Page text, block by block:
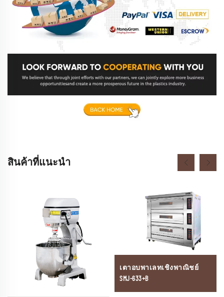
สินค้าที่แนะนำ
เตาอบพาเลทเชิงพาณิชย์
SMJ-633+B